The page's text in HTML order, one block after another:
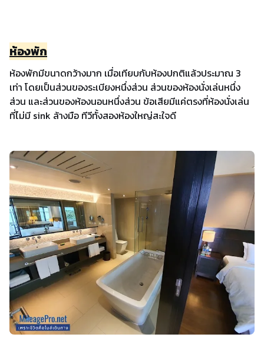
ห้องพัก
ห้องพักมีขนาดกว้างมาก เมื่อเทียบกับห้องปกติแล้วประมาณ 3
เท่า โดยเป็นส่วนของระเบียงหนึ่งส่วน ส่วนของห้องนั่งเล่นหนึ่ง
ส่วน และส่วนของห้องนอนหนึ่งส่วน ข้อเสียมีแค่ตรงที่ห้องนั่งเล่น
ที่ไม่มี sink ล้างมือ ทีวีทั้งสองห้องใหญ่สะใจดี